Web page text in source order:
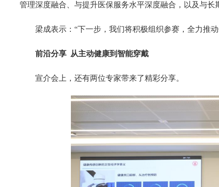
管理深度融合、与提升医保服务水平深度融合，以及与长
梁成表示：“下一步，我们将积极组织参赛，全力推
前沿分享 从主动健康到智能穿戴
宣介会上，还有两位专家带来了精彩分享。